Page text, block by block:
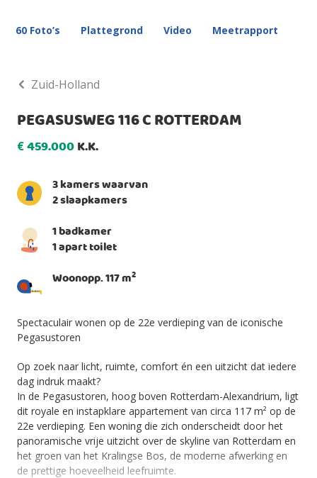
60 Foto’s Plattegrond Video Meetrapport
Zuid-Holland
PEGASUSWEG 116 C ROTTERDAM
€459.000K.K.
3 kamers waarvan
2 slaapkamers
1 badkamer
1 apart toilet
Woonopp. 117 m2
Spectaculair wonen op de 22e verdieping van de iconische
Pegasustoren
Op zoek naar licht, ruimte, comfort én een uitzicht dat iedere
dag indruk maakt?
In de Pegasustoren, hoog boven Rotterdam-Alexandrium, ligt
dit royale en instapklare appartement van circa 117 m² op de
22e verdieping. Een woning die zich onderscheidt door het
panoramische vrije uitzicht over de skyline van Rotterdam en
het groen van het Kralingse Bos, de moderne afwerking en
de prettige hoeveelheid leefruimte.